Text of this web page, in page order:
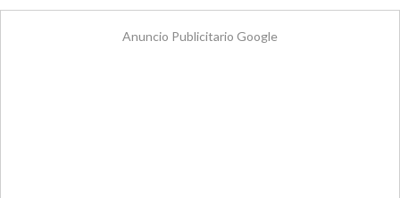
Anuncio Publicitario Google